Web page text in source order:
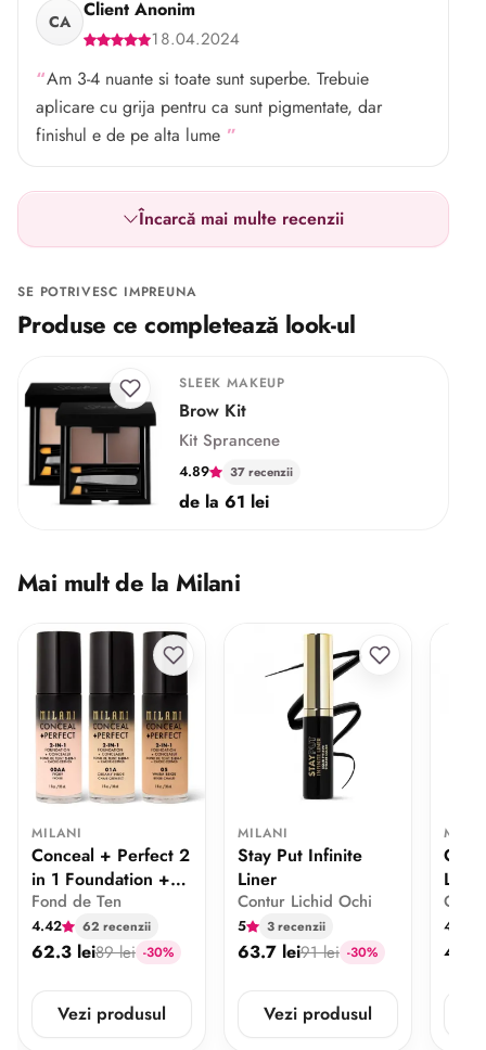
CA Client Anonim
18.04.2024
Am 3-4 nuante si toate sunt superbe. Trebuie
aplicare cu grija pentru ca sunt pigmentate, dar
finishul e de pe alta lume
Încarcă mai multe recenzii
SE POTRIVESC IMPREUNA
Produse ce completează look-ul
SLEEK MAKEUP
Brow Kit
Kit Sprancene
4.89 37 recenzii
de la 61 lei
Mai mult de la Milani
MILANI
Conceal + Perfect 2
in 1 Foundation +
Concealer
Fond de Ten
4.42 62 recenzii
62.3 lei89 lei -30%
Vezi produsul
MILANI
Stay Put Infinite
Liner
Contur Lichid Ochi
5 3 recenzii
63.7 lei91 lei -30%
Vezi produsul
4.91
47.6